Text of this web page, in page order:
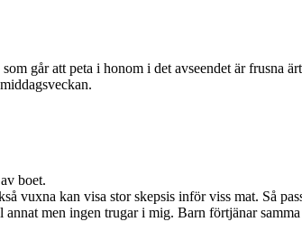
går att peta i honom i det avseendet är frusna
boet.
vuxna kan visa stor skepsis inför viss mat. Så
men ingen trugar i mig. Barn förtjänar